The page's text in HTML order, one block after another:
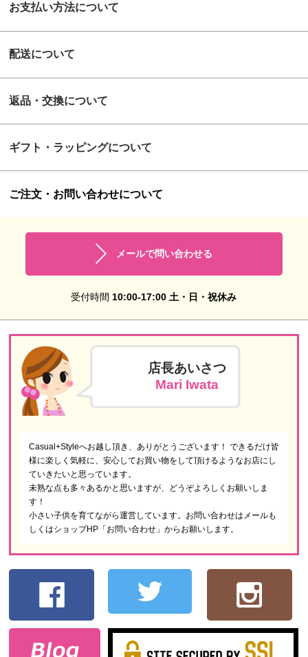
お支払い方法について
配送について
返品・交換について
ギフト・ラッピングについて
ご注文・お問い合わせについて
メールで問い合わせる
受付時間 10:00-17:00 土・日・祝休み
店長あいさつ
Mari Iwata
Casual+Styleへお越し頂き、ありがとうございます！ できるだけ皆
様に楽しく気軽に、安心してお買い物をして頂けるようなお店にし
ていきたいと思っています。
未熟な点も多々あるかと思いますが、どうぞよろしくお願いしま
す！
小さい子供を育てながら運営しています。お問い合わせはメールも
しくはショップHP「お問い合わせ」からお願いします。